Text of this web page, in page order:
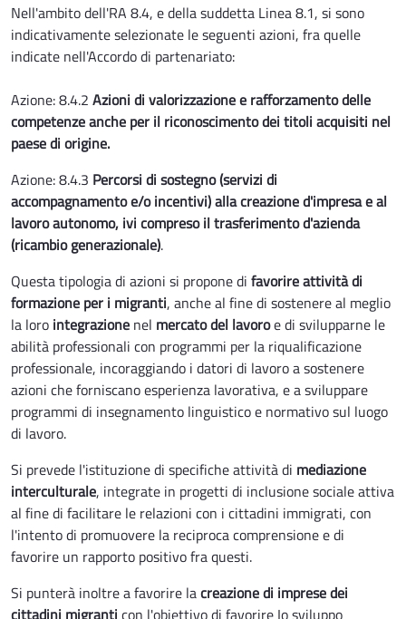
Nell'ambito dell'RA 8.4, e della suddetta Linea 8.1, si sono
indicativamente selezionate le seguenti azioni, fra quelle
indicate nell'Accordo di partenariato:
Azione: 8.4.2 Azioni di valorizzazione e rafforzamento delle
competenze anche per il riconoscimento dei titoli acquisiti nel
paese di origine.
Azione: 8.4.3 Percorsi di sostegno (servizi di
accompagnamento e/o incentivi) alla creazione d'impresa e al
lavoro autonomo, ivi compreso il trasferimento d'azienda
(ricambio generazionale).
Questa tipologia di azioni si propone di favorire attività di
formazione per i migranti, anche al fine di sostenere al meglio
la loro integrazione nel mercato del lavoroe di svilupparne le
abilità professionali con programmi per la riqualificazione
professionale, incoraggiando i datori di lavoro a sostenere
azioni che forniscano esperienza lavorativa, e a sviluppare
programmi di insegnamento linguistico e normativo sul luogo
di lavoro.
Si prevede l'istituzione di specifiche attività di mediazione
interculturale, integrate in progetti di inclusione sociale attiva
al fine di facilitare le relazioni con i cittadini immigrati, con
l'intento di promuovere la reciproca comprensione e di
favorire un rapporto positivo fra questi.
Si punterà inoltre a favorire lacreazione di imprese dei
cittadini migranti con l'obiettivo di favorire Io sviluppo